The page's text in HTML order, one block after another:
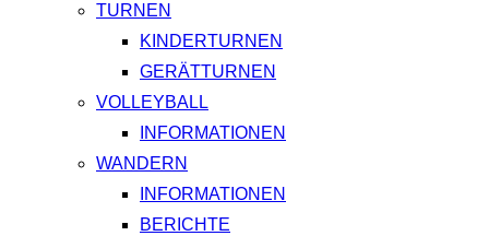
TURNEN
KINDERTURNEN
GERÄTTURNEN
VOLLEYBALL
INFORMATIONEN
WANDERN
INFORMATIONEN
BERICHTE